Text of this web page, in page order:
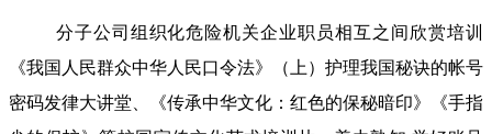
分子公司组织化危险机关企业职员相互之间欣赏培训
《我国人民群众中华人民口令法》（上）护理我国秘诀的帐号
密码发律大讲堂、《传承中华文化：红色的保秘暗印》《手指